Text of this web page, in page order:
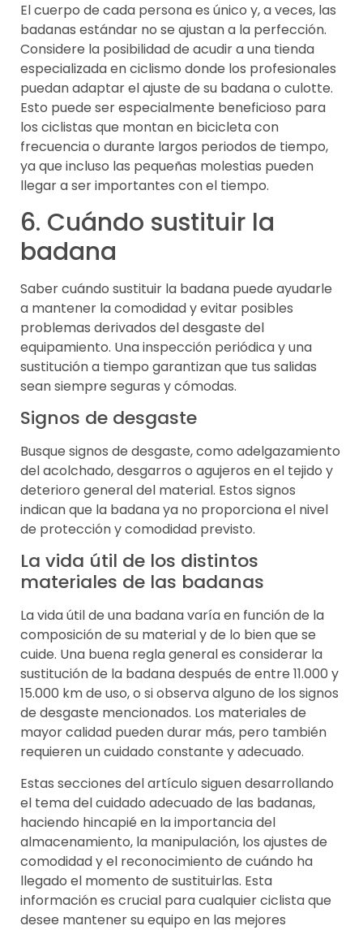
El cuerpo de cada persona es único y, a veces, las
badanas estándar no se ajustan a la perfección.
Considere la posibilidad de acudir a una tienda
especializada en ciclismo donde los profesionales
puedan adaptar el ajuste de su badana o culotte.
Esto puede ser especialmente beneficioso para
los ciclistas que montan en bicicleta con
frecuencia o durante largos periodos de tiempo,
ya que incluso las pequeñas molestias pueden
llegar a ser importantes con el tiempo.
6. Cuándo sustituir la
badana
Saber cuándo sustituir la badana puede ayudarle
a mantener la comodidad y evitar posibles
problemas derivados del desgaste del
equipamiento. Una inspección periódica y una
sustitución a tiempo garantizan que tus salidas
sean siempre seguras y cómodas.
Signos de desgaste
Busque signos de desgaste, como adelgazamiento
del acolchado, desgarros o agujeros en el tejido y
deterioro general del material. Estos signos
indican que la badana ya no proporciona el nivel
de protección y comodidad previsto.
La vida útil de los distintos
materiales de las badanas
La vida útil de una badana varía en función de la
composición de su material y de lo bien que se
cuide. Una buena regla general es considerar la
sustitución de la badana después de entre 11.000 y
15.000 km de uso, o si observa alguno de los signos
de desgaste mencionados. Los materiales de
mayor calidad pueden durar más, pero también
requieren un cuidado constante y adecuado.
Estas secciones del artículo siguen desarrollando
el tema del cuidado adecuado de las badanas,
haciendo hincapié en la importancia del
almacenamiento, la manipulación, los ajustes de
comodidad y el reconocimiento de cuándo ha
llegado el momento de sustituirlas. Esta
información es crucial para cualquier ciclista que
desee mantener su equipo en las mejores